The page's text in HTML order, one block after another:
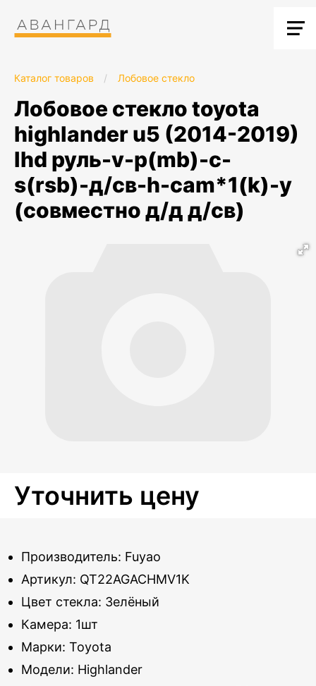
Каталог товаров / Лобовое стекло
лобовое стекло toyota
highlander u5 (2014-2019)
lhd руль-v-p(mb)-c-
s(rsb)-д/св-h-cam*1(k)-y
(совместно д/д д/св)
Уточнить цену
Производитель: Fuyao
Артикул: QT22AGACHMV1K
Цвет стекла: Зелёный
Камера: 1шт
Марки: Toyota
Модели: Highlander